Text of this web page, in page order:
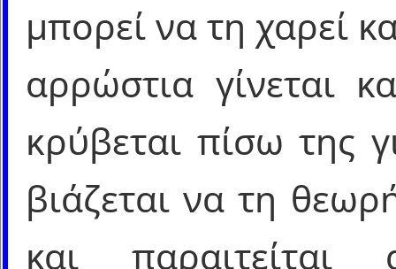
μπορεί να τη χαρεί
αρρώστια γίνεται
κρύβεται πίσω της
βιάζεται να τη
και